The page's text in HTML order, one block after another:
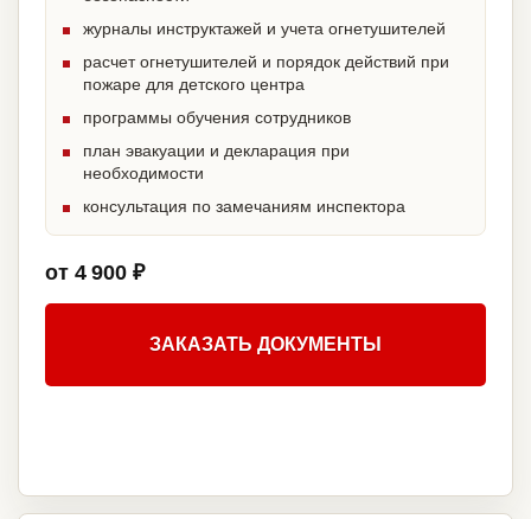
журналы инструктажей и учета огнетушителей
расчет огнетушителей и порядок действий при
пожаре для детского центра
программы обучения сотрудников
план эвакуации и декларация при
необходимости
консультация по замечаниям инспектора
от 4 900 ₽
ЗАКАЗАТЬ ДОКУМЕНТЫ